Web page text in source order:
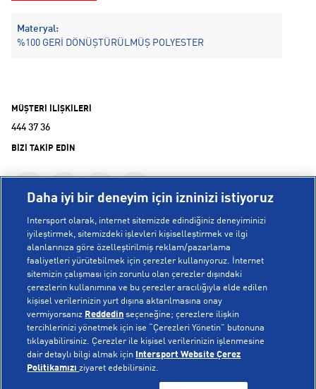
Materyal:
%100 GERİ DÖNÜŞTÜRÜLMÜŞ POLYESTER
MÜŞTERİ İLİŞKİLERİ
444 37 36
BİZİ TAKİP EDİN
KURUMSAL
Hakkımızda
Mağazalarımız
Bilgi Toplumu Hizmetleri
Gizlilik Politikası
YARDIM
Sipariş Takibi
İptal & İade
POPÜLER KOLEKSİYONLAR
Daha iyi bir deneyim için izninizi istiyoruz
Intersport olarak, internet sitemizde edindiğiniz deneyiminizi
iyileştirmek, sitemizdeki işlevleri kişiselleştirmek ve ilgi
alanlarınıza göre özelleştirilmiş reklam/pazarlama
faaliyetleri yürütebilmek için çerezler kullanıyoruz. İnternet
sitemizin çalışması için zorunlu olan çerezler dışındaki
çerezlerin kullanımına ve bu çerezler aracılığıyla elde edilen
kişisel verilerinizin yurt dışına aktarılmasına onay
vermiyorsanız Reddedin seçeneğine; çerezlere ilişkin
tercihlerinizi yönetmek için ise “Çerezleri Yönetin” butonuna
tıklayabilirsiniz. Çerezler ile kişisel verilerinizin işlenmesine
dair detaylı bilgi almak için
Intersport Website Çerez
Politikamızıziyaret edebilirsiniz.